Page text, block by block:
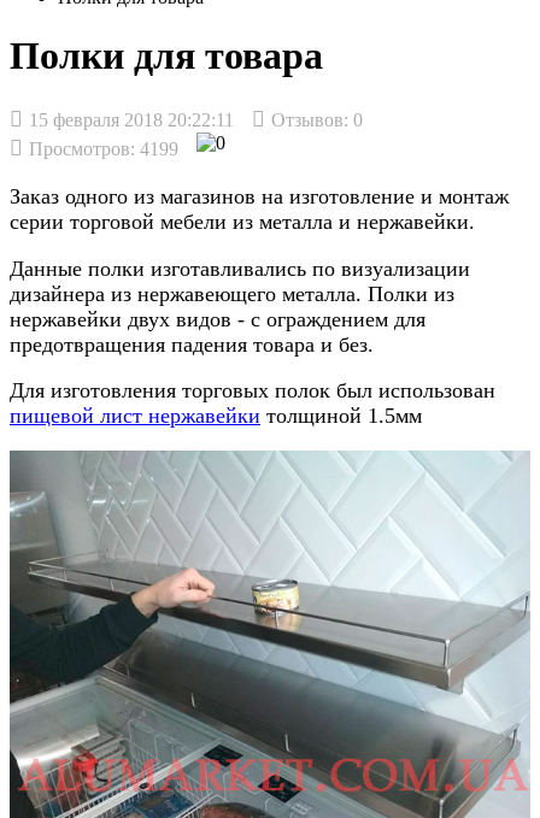
Полки для товара
15 февраля 2018 20:22:11 Отзывов: 0
Просмотров: 4199
Заказ одного из магазинов на изготовление и монтаж
серии торговой мебели из металла и нержавейки.
Данные полки изготавливались по визуализации
дизайнера из нержавеющего металла. Полки из
нержавейки двух видов - с ограждением для
предотвращения падения товара и без.
Для изготовления торговых полок был использован
пищевой лист нержавейки толщиной 1.5мм